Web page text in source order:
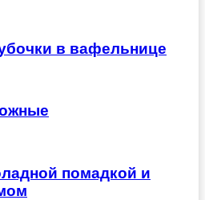
в вафельнице
помадкой и